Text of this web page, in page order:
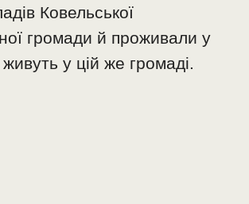
Ковельської
громади й проживали у
у цій же громаді.